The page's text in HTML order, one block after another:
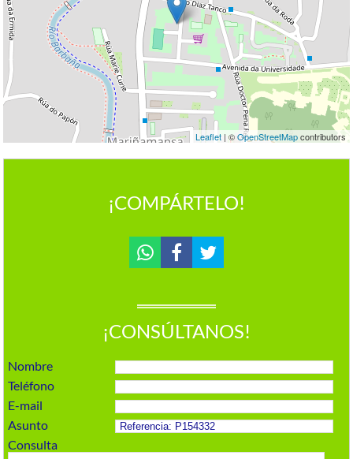
Leaflet| ©OpenStreetMapcontributors
¡COMPÁRTELO!
¡CONSÚLTANOS!
Nombre
Teléfono
E-mail
Asunto
Consulta